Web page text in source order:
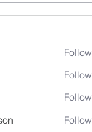
Follow
Follow
Follow
Follow